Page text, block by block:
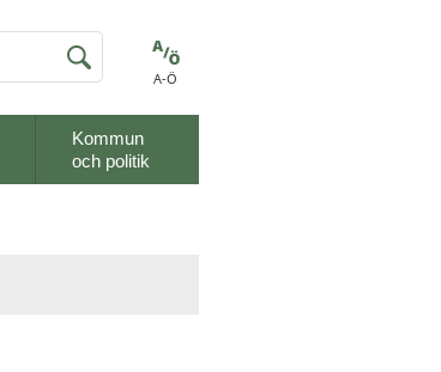
A-Ö
Kommun
och politik